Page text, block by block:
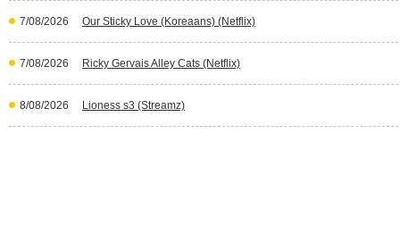
7/08/2026 Our Sticky Love (Koreaans) (Netflix)
7/08/2026 Ricky Gervais Alley Cats (Netflix)
8/08/2026 Lioness s3 (Streamz)